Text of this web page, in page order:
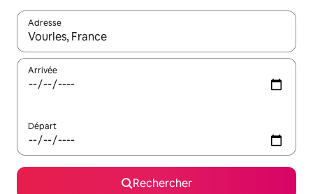
Adresse
Lorsque les résultats s'affichent, utilisez les flèches vers le
Arrivée
Départ
Rechercher